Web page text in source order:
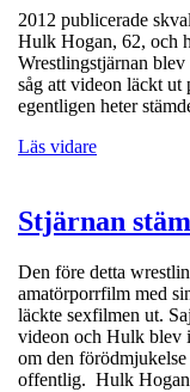
2012 publicerade
Hulk Hogan, 62, och
Wrestlingstjärnan
såg att videon läckt ut
egentligen heter
Läs vidare
Stjärnan
Den före detta
amatörporrfilm med
läckte sexfilmen ut.
videon och Hulk blev
om den
offentlig. Hulk